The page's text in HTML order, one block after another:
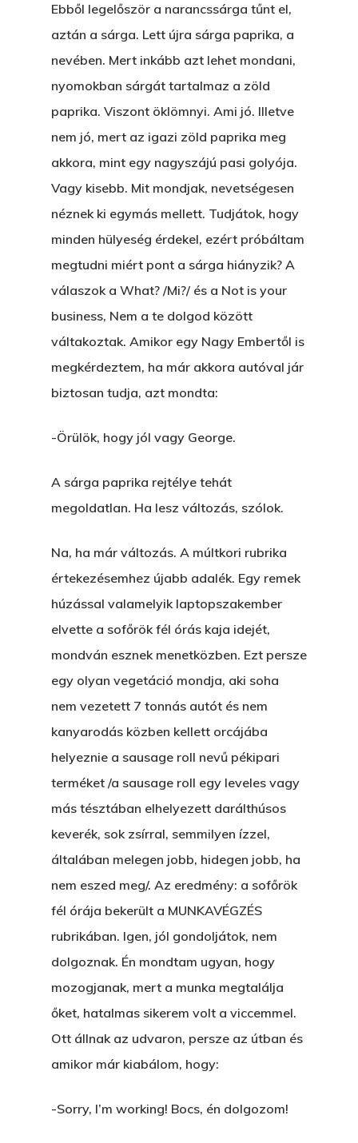
Ebből legelőször a narancssárga tűnt el,
aztán a sárga. Lett újra sárga paprika, a
nevében. Mert inkább azt lehet mondani,
nyomokban sárgát tartalmaz a zöld
paprika. Viszont öklömnyi. Ami jó. Illetve
nem jó, mert az igazi zöld paprika meg
akkora, mint egy nagyszájú pasi golyója.
Vagy kisebb. Mit mondjak, nevetségesen
néznek ki egymás mellett. Tudjátok, hogy
minden hülyeség érdekel, ezért próbáltam
megtudni miért pont a sárga hiányzik? A
válaszok a What? /Mi?/ és a Not is your
business, Nem a te dolgod között
váltakoztak. Amikor egy Nagy Embertől is
megkérdeztem, ha már akkora autóval jár
biztosan tudja, azt mondta:
-Örülök, hogy jól vagy George.
A sárga paprika rejtélye tehát
megoldatlan. Ha lesz változás, szólok.
Na, ha már változás. A múltkori rubrika
értekezésemhez újabb adalék. Egy remek
húzással valamelyik laptopszakember
elvette a sofőrök fél órás kaja idejét,
mondván esznek menetközben. Ezt persze
egy olyan vegetáció mondja, aki soha
nem vezetett 7 tonnás autót és nem
kanyarodás közben kellett orcájába
helyeznie a sausage roll nevű pékipari
terméket /a sausage roll egy leveles vagy
más tésztában elhelyezett darálthúsos
keverék, sok zsírral, semmilyen ízzel,
általában melegen jobb, hidegen jobb, ha
nem eszed meg/. Az eredmény: a sofőrök
fél órája bekerült a MUNKAVÉGZÉS
rubrikában. Igen, jól gondoljátok, nem
dolgoznak. Én mondtam ugyan, hogy
mozogjanak, mert a munka megtalálja
őket, hatalmas sikerem volt a viccemmel.
Ott állnak az udvaron, persze az útban és
amikor már kiabálom, hogy:
-Sorry, I’m working! Bocs, én dolgozom!